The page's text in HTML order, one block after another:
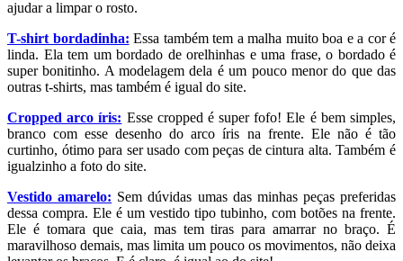
ajudar a limpar o rosto.
T-shirt bordadinha: Essa também tem a malha muito boa e a cor é
linda. Ela tem um bordado de orelhinhas e uma frase, o bordado é
super bonitinho. A modelagem dela é um pouco menor do que das
outras t-shirts, mas também é igual do site.
Cropped arco íris: Esse cropped é super fofo! Ele é bem simples,
branco com esse desenho do arco íris na frente. Ele não é tão
curtinho, ótimo para ser usado com peças de cintura alta. Também é
igualzinho a foto do site.
Vestido amarelo: Sem dúvidas umas das minhas peças preferidas
dessa compra. Ele é um vestido tipo tubinho, com botões na frente.
Ele é tomara que caia, mas tem tiras para amarrar no braço. É
maravilhoso demais, mas limita um pouco os movimentos, não deixa